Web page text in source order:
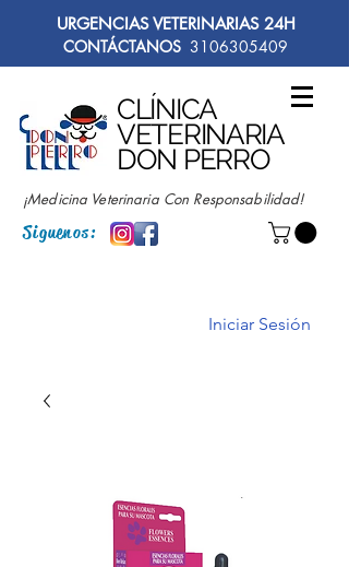
URGENCIAS VETERINARIAS 24H
CONTÁCTANOS 3106305409
CLÍNICA
VETERINARIA
DON PERRO
¡Medicina Veterinaria Con Responsabilidad!
Siguenos:
Iniciar Sesión